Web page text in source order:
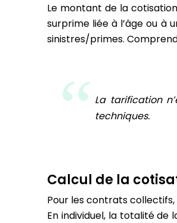
Le montant de la
surprime liée à l’âge ou à
sinistres/primes.
La tarification
techniques.
Calcul de la
Pour les contrats
En individuel, la totalité de